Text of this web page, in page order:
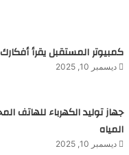
كمبيوتر المستقبل يقرأ أفكارك
ديسمبر 10, 2025
جهاز توليد الكهرباء للهاتف
المياه
ديسمبر 10, 2025